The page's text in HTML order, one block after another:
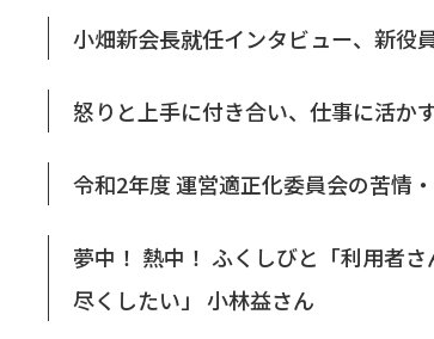
小畑新会長就任インタビュー、新役
怒りと上手に付き合い、仕事に活か
令和2年度 運営適正化委員会の苦情
夢中！ 熱中！ ふくしびと「利用者
尽くしたい」 小林益さん